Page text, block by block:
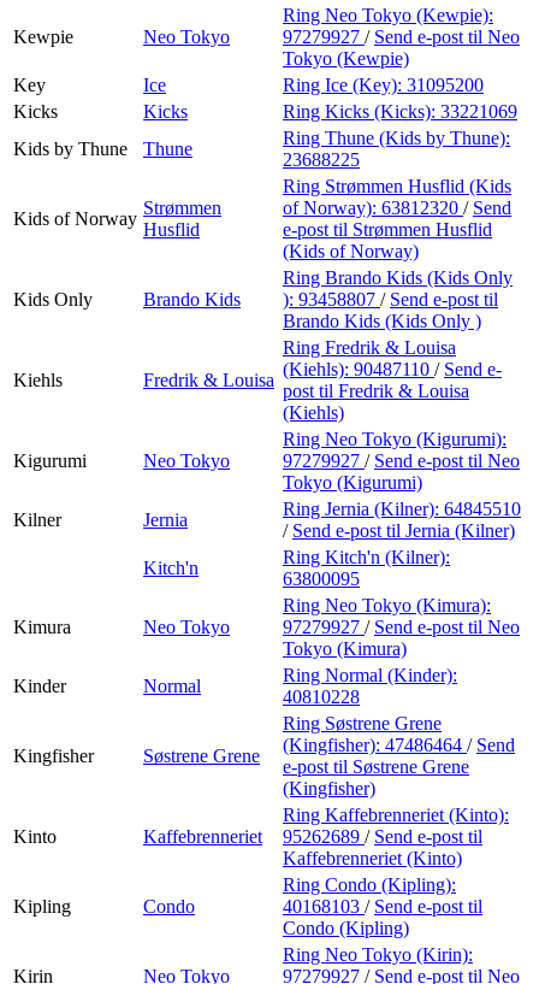
Kewpie Neo Tokyo
Ring Neo Tokyo (Kewpie):
97279927 / Send e-post til Neo
Tokyo (Kewpie)
Key
Ice Ring Ice (Key): 31095200
Kicks
Kicks Ring Kicks (Kicks): 33221069
Kids by Thune
Thune
Ring Thune (Kids by Thune):
23688225
Kids of Norway
Strømmen
Husflid
Ring Strømmen Husflid (Kids
of Norway): 63812320 / Send
e-post til Strømmen Husflid
(Kids of Norway)
Kids Only Brando Kids
Ring Brando Kids (Kids Only
): 93458807 / Send e-post til
Brando Kids (Kids Only )
Kiehls Fredrik & Louisa
Ring Fredrik & Louisa
(Kiehls): 90487110 / Send e-
post til Fredrik & Louisa
(Kiehls)
Kigurumi Neo Tokyo
Ring Neo Tokyo (Kigurumi):
97279927 / Send e-post til Neo
Tokyo (Kigurumi)
Kilner
Jernia
Ring Jernia (Kilner): 64845510
/ Send e-post til Jernia (Kilner)
Kitch'n
Ring Kitch'n (Kilner):
63800095
Kimura Neo Tokyo
Ring Neo Tokyo (Kimura):
97279927 / Send e-post til Neo
Tokyo (Kimura)
Kinder
Normal
Ring Normal (Kinder):
40810228
Kingfisher Søstrene Grene
Ring Søstrene Grene
(Kingfisher): 47486464 / Send
e-post til Søstrene Grene
(Kingfisher)
Kinto Kaffebrenneriet
Ring Kaffebrenneriet (Kinto):
95262689 / Send e-post til
Kaffebrenneriet (Kinto)
Kipling Condo
Ring Condo (Kipling):
40168103 / Send e-post til
Condo (Kipling)
Kirin Neo Tokyo
Ring Neo Tokyo (Kirin):
97279927 / Send e-post til Neo